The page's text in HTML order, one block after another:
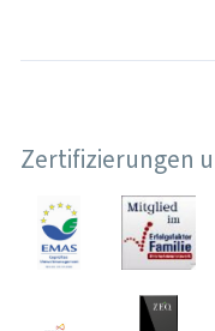
Zertifizierungen